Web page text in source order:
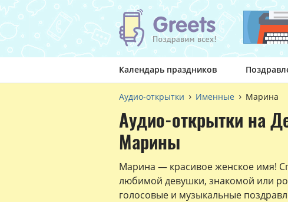
Календарь праздников
Аудио-открытки Именные Марина
Аудио-открытки на
Марины
Марина — красивое женское имя!
любимой девушки, знакомой или
голосовые и музыкальные